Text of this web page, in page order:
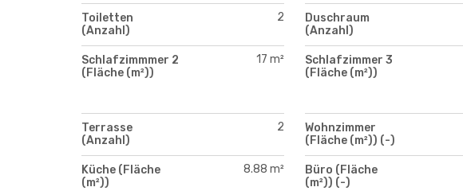
Toiletten
(Anzahl)
2
Duschraum
(Anzahl)
Schlafzimmmer 2
(Fläche (m²))
17 m²
Schlafzimmer 3
(Fläche (m²))
Terrasse
(Anzahl)
2
Wohnzimmer
(Fläche (m²)) (-)
Küche (Fläche
(m²))
8.88 m²
Büro (Fläche
(m²)) (-)